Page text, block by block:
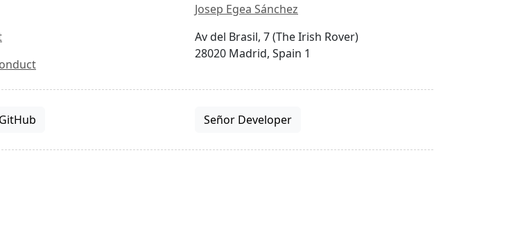
Josep Egea Sánchez
Av del Brasil, 7 (The Irish Rover)
28020 Madrid, Spain 1
Señor Developer